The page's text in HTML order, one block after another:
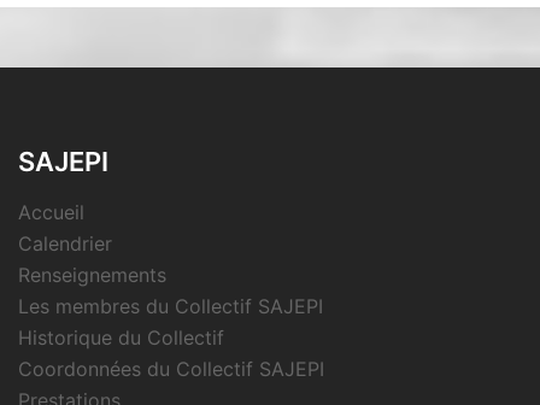
SAJEPI
Accueil
Calendrier
Renseignements
Les membres du Collectif SAJEPI
Historique du Collectif
Coordonnées du Collectif SAJEPI
Prestations